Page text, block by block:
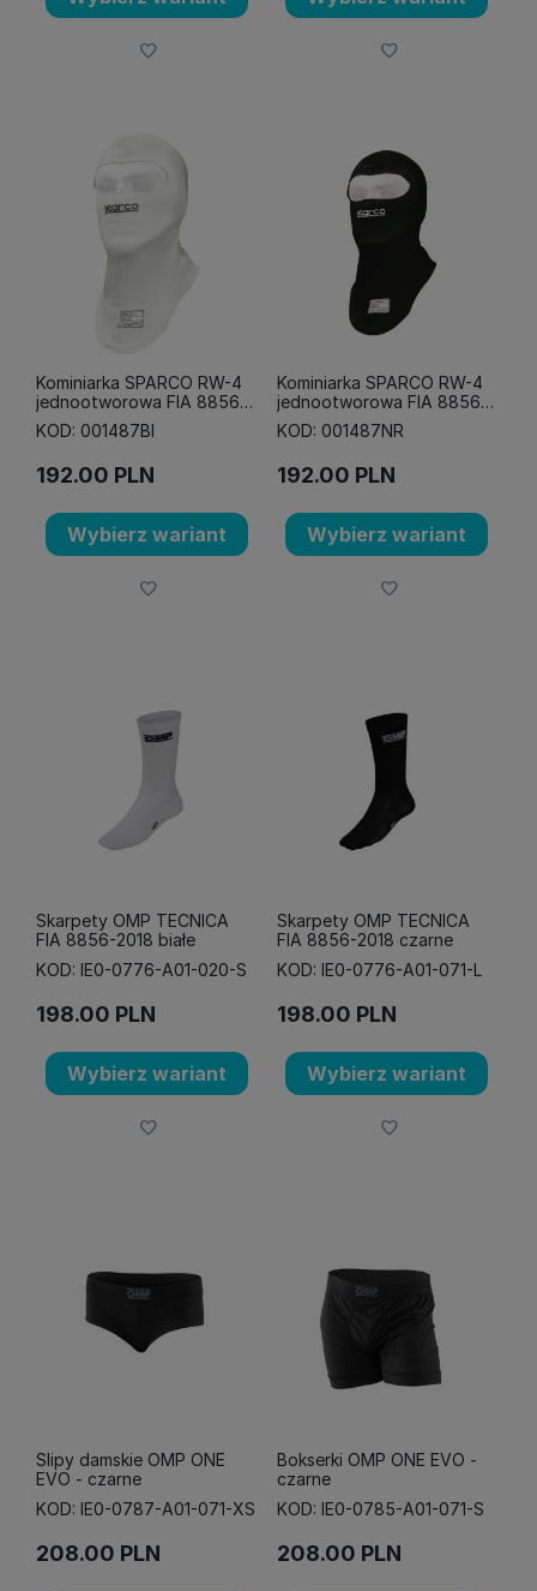
Kominiarka SPARCO RW-4
jednootworowa FIA 8856-
2018 biała
KOD: 001487BI
192.00 PLN
Wybierz wariant
Kominiarka SPARCO RW-4
jednootworowa FIA 8856-
2018 czarna
KOD: 001487NR
192.00 PLN
Wybierz wariant
Skarpety OMP TECNICA
FIA 8856-2018 białe
KOD: IE0-0776-A01-020-S
198.00 PLN
Wybierz wariant
Skarpety OMP TECNICA
FIA 8856-2018 czarne
KOD: IE0-0776-A01-071-L
198.00 PLN
Wybierz wariant
Slipy damskie OMP ONE
EVO - czarne
KOD: IE0-0787-A01-071-XS
208.00 PLN
Bokserki OMP ONE EVO -
czarne
KOD: IE0-0785-A01-071-S
208.00 PLN